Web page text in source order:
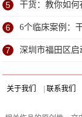
5 干货：教你如
6 6个临床案例：
究
7 深圳市福田区启
关于我们 | 联系我们